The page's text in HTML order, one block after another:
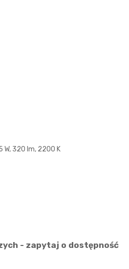
W, 320 lm, 2200 K
- zapytaj o dostępność